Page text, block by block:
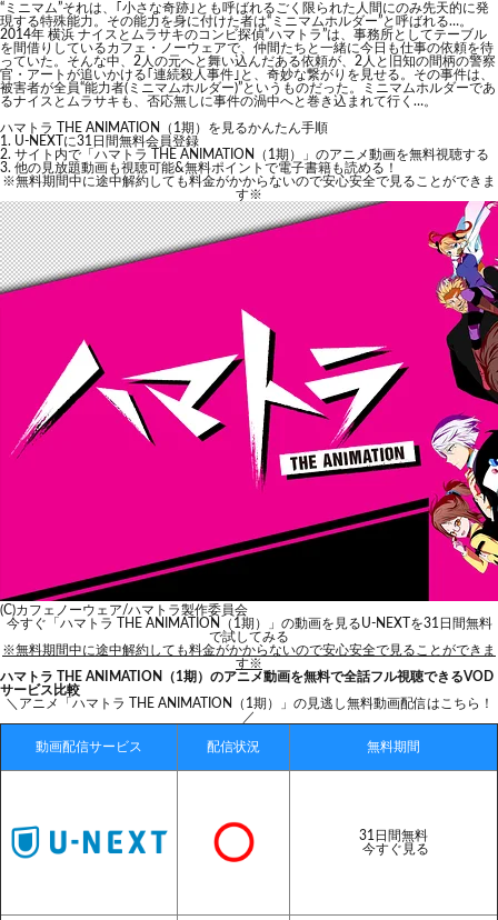
“ミニマム”それは、｢小さな奇跡｣とも呼ばれるごく限られた人間にのみ先天的に発
現する特殊能力。その能力を身に付けた者は“ミニマムホルダー”と呼ばれる…。
2014年 横浜 ナイスとムラサキのコンビ探偵“ハマトラ”は、事務所としてテーブル
を間借りしているカフェ・ノーウェアで、仲間たちと一緒に今日も仕事の依頼を待
っていた。そんな中、2人の元へと舞い込んだある依頼が、2人と旧知の間柄の警察
官・アートが追いかける｢連続殺人事件｣と、奇妙な繋がりを見せる。その事件は、
被害者が全員“能力者(ミニマムホルダー)”というものだった。ミニマムホルダーであ
るナイスとムラサキも、否応無しに事件の渦中へと巻き込まれて行く…。
ハマトラ THE ANIMATION（1期）を見るかんたん手順
U-NEXTに31日間無料会員登録
サイト内で「ハマトラ THE ANIMATION（1期）」のアニメ動画を無料視聴する
他の見放題動画も視聴可能&無料ポイントで電子書籍も読める！
※無料期間中に途中解約しても料金がかからないので安心安全で見ることができま
す※
(C)カフェノーウェア/ハマトラ製作委員会
今すぐ「ハマトラ THE ANIMATION（1期）」の動画を見るU-NEXTを31日間無料
で試してみる
※無料期間中に途中解約しても料金がかからないので安心安全で見ることができま
す※
ハマトラ THE ANIMATION（1期）のアニメ動画を無料で全話フル視聴できるVOD
サービス比較
＼アニメ「ハマトラ THE ANIMATION（1期）」の見逃し無料動画配信はこちら！
／
動画配信サービス 配信状況 無料期間
31日間無料
今すぐ見る